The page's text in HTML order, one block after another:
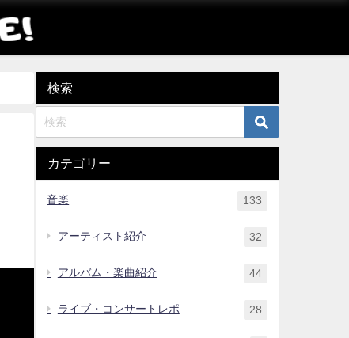
検索
カテゴリー
音楽 133
アーティスト紹介 32
アルバム・楽曲紹介 44
ライブ・コンサートレポ 28